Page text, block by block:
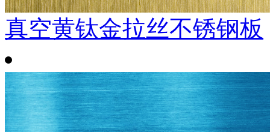
真空黄钛金拉丝不锈钢板